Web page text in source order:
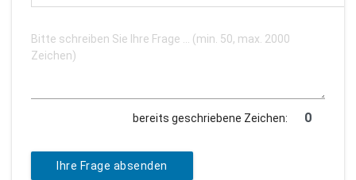
bereits geschriebene Zeichen:
Ihre Frage absenden